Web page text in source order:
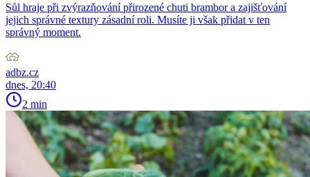
Sůl hraje při zvýrazňování přirozené chuti brambor a zajišťování
jejich správné textury zásadní roli. Musíte ji však přidat v ten
správný moment.
adbz.cz
dnes, 20:40
2 min